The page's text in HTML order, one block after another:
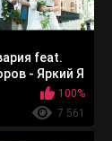
feat.
- Яркий Я
100%
7 561